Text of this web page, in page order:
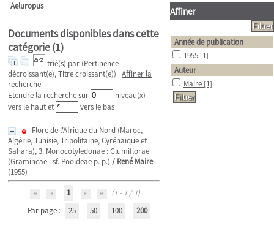
Aeluropus
Documents disponibles dans cette
catégorie (1)
trié(s) par (Pertinence
décroissant(e), Titre croissant(e)) Affiner la
recherche
Etendre la recherche sur
niveau(x)
vers le haut et
vers le bas
Flore de l'Afrique du Nord (Maroc,
Algérie, Tunisie, Tripolitaine, Cyrénaïque et
Sahara), 3. Monocotyledonae : Glumiflorae
(Gramineae : sf. Pooideae p. p.) / René Maire
(1955)
1
(1 - 1 / 1)
Par page :
25 50 100 200
Affiner
Année de publication
1955 [1]
Auteur
Maire [1]